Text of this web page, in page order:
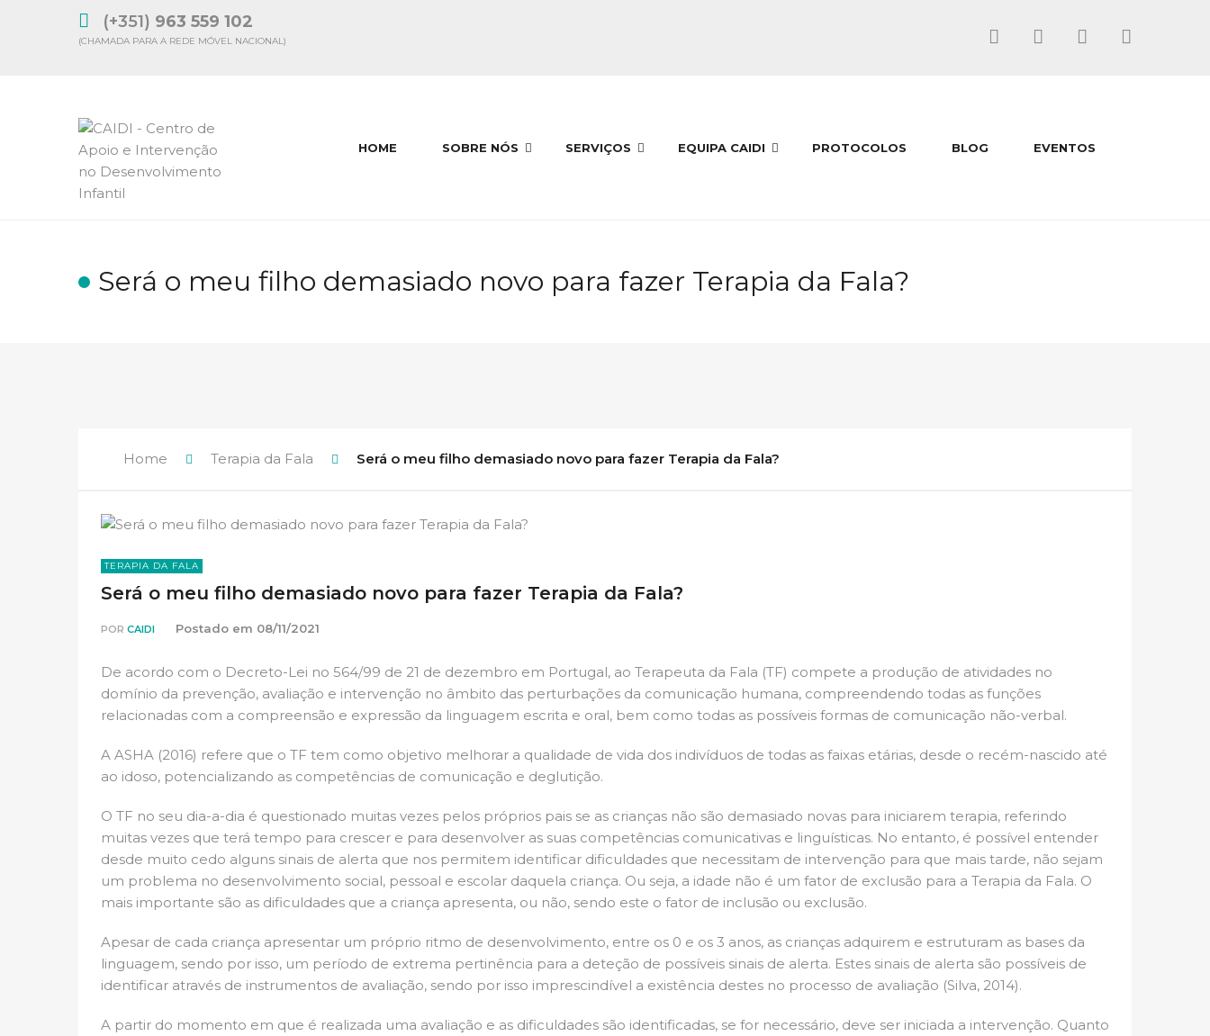
(+351) 963 559 102
(CHAMADA PARA A REDE MÓVEL NACIONAL)
HOME SOBRE NÓS SERVIÇOS EQUIPA CAIDI PROTOCOLOS BLOG EVENTOS
Será o meu filho demasiado novo para fazer Terapia da Fala?
Home Terapia da Fala Será o meu filho demasiado novo para fazer Terapia da Fala?
TERAPIA DA FALA
Será o meu filho demasiado novo para fazer Terapia da Fala?
POR CAIDI Postado em 08/11/2021
De acordo com o Decreto-Lei no 564/99 de 21 de dezembro em Portugal, ao Terapeuta da Fala (TF) compete a produção de atividades no
domínio da prevenção, avaliação e intervenção no âmbito das perturbações da comunicação humana, compreendendo todas as funções
relacionadas com a compreensão e expressão da linguagem escrita e oral, bem como todas as possíveis formas de comunicação não-verbal.
A ASHA (2016) refere que o TF tem como objetivo melhorar a qualidade de vida dos indivíduos de todas as faixas etárias, desde o recém-nascido até
ao idoso, potencializando as competências de comunicação e deglutição.
O TF no seu dia-a-dia é questionado muitas vezes pelos próprios pais se as crianças não são demasiado novas para iniciarem terapia, referindo
muitas vezes que terá tempo para crescer e para desenvolver as suas competências comunicativas e linguísticas. No entanto, é possível entender
desde muito cedo alguns sinais de alerta que nos permitem identificar dificuldades que necessitam de intervenção para que mais tarde, não sejam
um problema no desenvolvimento social, pessoal e escolar daquela criança. Ou seja, a idade não é um fator de exclusão para a Terapia da Fala. O
mais importante são as dificuldades que a criança apresenta, ou não, sendo este o fator de inclusão ou exclusão.
Apesar de cada criança apresentar um próprio ritmo de desenvolvimento, entre os 0 e os 3 anos, as crianças adquirem e estruturam as bases da
linguagem, sendo por isso, um período de extrema pertinência para a deteção de possíveis sinais de alerta. Estes sinais de alerta são possíveis de
identificar através de instrumentos de avaliação, sendo por isso imprescindível a existência destes no processo de avaliação (Silva, 2014).
A partir do momento em que é realizada uma avaliação e as dificuldades são identificadas, se for necessário, deve ser iniciada a intervenção. Quanto